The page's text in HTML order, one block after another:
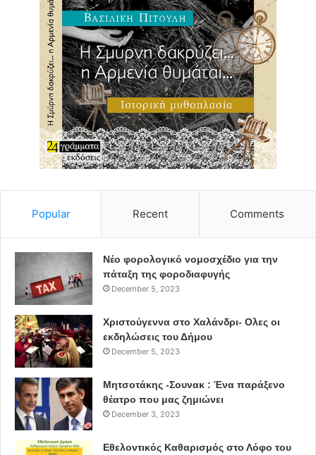
Popular Recent Comments
Νέο φορολογικό νομοσχέδιο για την
πάταξη της φοροδιαφυγής
December 5, 2023
Χριστούγεννα στο Χαλάνδρι- Ολες οι
εκδηλώσεις του Δήμου
December 5, 2023
Μητσοτάκης -Σουνακ : Ένα παράξενο
θέατρο που μας ζημιώνει
December 3, 2023
Εθελοντικός Καθαρισμός στο Λόφο του